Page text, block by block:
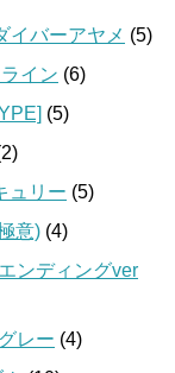
イバーアヤメ (5)
イン (6)
(5)
ュリー (5)
意) (4)
ンディングver
レー (4)